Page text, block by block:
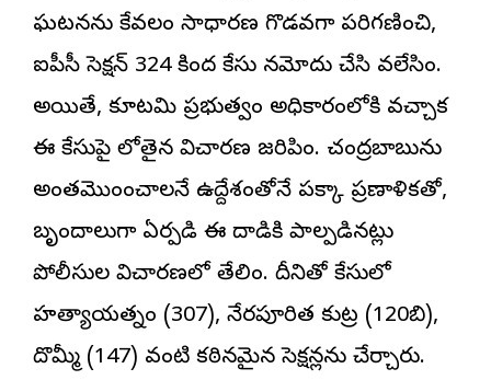
ఘటనను కేవలం సాధారణ గొడవగా పరిగణించి,
ఐపీసీ సెక్షన్ 324 కింద కేసు నమోదు చేసి వదిలేసింది.
అయితే, కూటమి ప్రభుత్వం అధికారంలోకి వచ్చాక
ఈ కేసుపై లోతైన విచారణ జరిపింది. చంద్రబాబును
అంతమొందించాలనే ఉద్దేశంతోనే పక్కా ప్రణాళికతో,
బృందాలుగా ఏర్పడి ఈ దాడికి పాల్పడినట్లు
పోలీసుల విచారణలో తేలింది. దీనితో కేసులో
హత్యాయత్నం (307), నేరపూరిత కుట్ర (120బి),
దొమ్మీ (147) వంటి కఠినమైన సెక్షన్లను చేర్చారు.